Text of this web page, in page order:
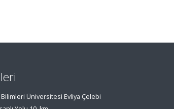
Bilimleri Üniversitesi Evliya Çelebi